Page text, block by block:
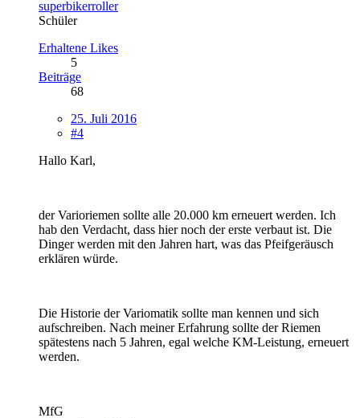
superbikerroller
Schüler
Erhaltene Likes
5
Beiträge
68
25. Juli 2016
#4
Hallo Karl,
der Varioriemen sollte alle 20.000 km erneuert werden. Ich
hab den Verdacht, dass hier noch der erste verbaut ist. Die
Dinger werden mit den Jahren hart, was das Pfeifgeräusch
erklären würde.
Die Historie der Variomatik sollte man kennen und sich
aufschreiben. Nach meiner Erfahrung sollte der Riemen
spätestens nach 5 Jahren, egal welche KM-Leistung, erneuert
werden.
MfG